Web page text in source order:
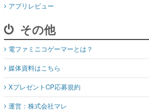
アプリレビュー
その他
電ファミニコゲーマーとは？
媒体資料はこちら
XプレゼントCP応募規約
運営：株式会社マレ